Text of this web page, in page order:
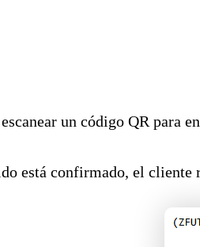
un código QR para
está confirmado, el cliente